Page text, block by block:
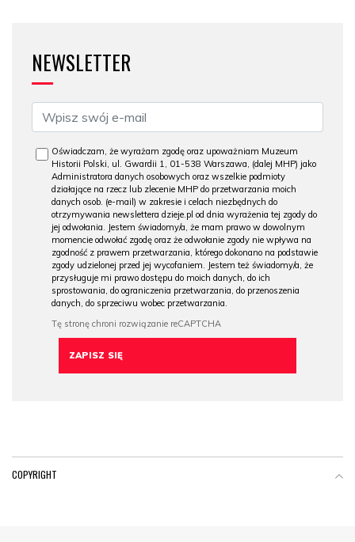
NEWSLETTER
Oświadczam, że wyrażam zgodę oraz upoważniam Muzeum
Historii Polski, ul. Gwardii 1, 01-538 Warszawa, (dalej MHP) jako
Administratora danych osobowych oraz wszelkie podmioty
działające na rzecz lub zlecenie MHP do przetwarzania moich
danych osob. (e-mail) w zakresie i celach niezbędnych do
otrzymywania newslettera dzieje.pl od dnia wyrażenia tej zgody do
jej odwołania. Jestem świadomy/a, że mam prawo w dowolnym
momencie odwołać zgodę oraz że odwołanie zgody nie wpływa na
zgodność z prawem przetwarzania, którego dokonano na podstawie
zgody udzielonej przed jej wycofaniem. Jestem też świadomy/a, że
przysługuje mi prawo dostępu do moich danych, do ich
sprostowania, do ograniczenia przetwarzania, do przenoszenia
danych, do sprzeciwu wobec przetwarzania.
COPYRIGHT